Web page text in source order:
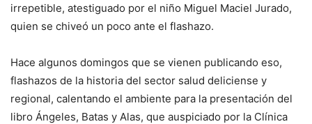
irrepetible, atestiguado por el niño Miguel Maciel Jurado,
quien se chiveó un poco ante el flashazo.
Hace algunos domingos que se vienen publicando eso,
flashazos de la historia del sector salud deliciense y
regional, calentando el ambiente para la presentación del
libro Ángeles, Batas y Alas, que auspiciado por la Clínica